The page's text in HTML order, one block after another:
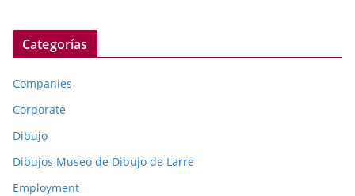
Categorías
Companies
Corporate
Dibujo
Dibujos Museo de Dibujo de Larre
Employment